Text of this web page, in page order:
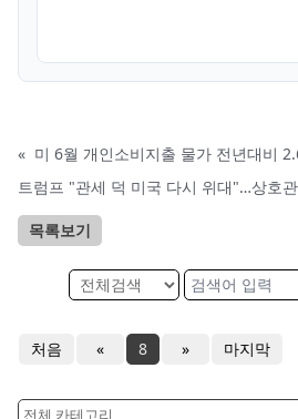
« 미 6월 개인소비지출 물가 전년대비
트럼프 "관세 덕 미국 다시 위대"…상호
목록보기
처음 « 8 » 마지막